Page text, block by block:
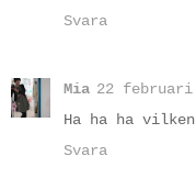
Svara
Mia 22
Ha ha ha
Svara